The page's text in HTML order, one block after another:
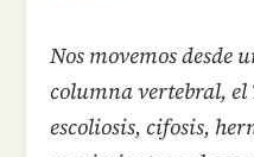
Nos movemos desde
columna vertebral,
escoliosis, cifosis,